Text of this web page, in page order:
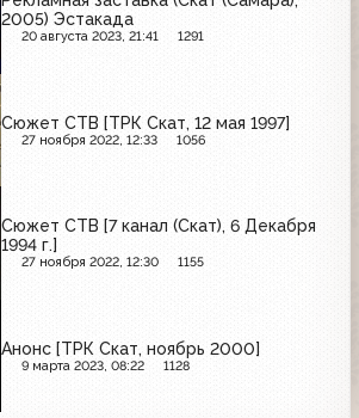
2005) Эстакада
20 августа 2023, 21:41 1291
Сюжет СТВ [ТРК Скат, 12 мая 1997]
27 ноября 2022, 12:33 1056
Сюжет СТВ [7 канал (Скат), 6 Декабря
1994 г.]
27 ноября 2022, 12:30 1155
Анонс [ТРК Скат, ноябрь 2000]
9 марта 2023, 08:22 1128